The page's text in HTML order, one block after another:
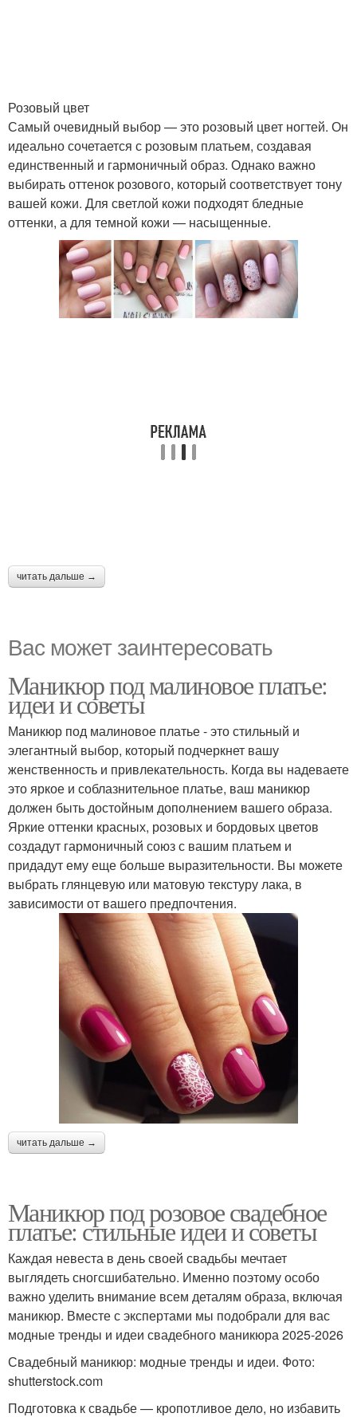
Розовый цвет
Самый очевидный выбор — это розовый цвет ногтей. Он
идеально сочетается с розовым платьем, создавая
единственный и гармоничный образ. Однако важно
выбирать оттенок розового, который соответствует тону
вашей кожи. Для светлой кожи подходят бледные
оттенки, а для темной кожи — насыщенные.
читать дальше →
Вас может заинтересовать
Маникюр под малиновое платье:
идеи и советы
Маникюр под малиновое платье - это стильный и
элегантный выбор, который подчеркнет вашу
женственность и привлекательность. Когда вы надеваете
это яркое и соблазнительное платье, ваш маникюр
должен быть достойным дополнением вашего образа.
Яркие оттенки красных, розовых и бордовых цветов
создадут гармоничный союз с вашим платьем и
придадут ему еще больше выразительности. Вы можете
выбрать глянцевую или матовую текстуру лака, в
зависимости от вашего предпочтения.
читать дальше →
Маникюр под розовое свадебное
платье: стильные идеи и советы
Каждая невеста в день своей свадьбы мечтает
выглядеть сногсшибательно. Именно поэтому особо
важно уделить внимание всем деталям образа, включая
маникюр. Вместе с экспертами мы подобрали для вас
модные тренды и идеи свадебного маникюра 2025-2026
Свадебный маникюр: модные тренды и идеи. Фото:
shutterstock.com
Подготовка к свадьбе — кропотливое дело, но избавить